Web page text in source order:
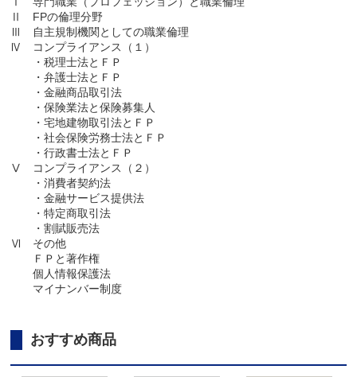
Ⅱ FPの倫理分野
Ⅲ 自主規制機関としての職業倫理
Ⅳ コンプライアンス（１）
・税理士法とＦＰ
・弁護士法とＦＰ
・金融商品取引法
・保険業法と保険募集人
・宅地建物取引法とＦＰ
・社会保険労務士法とＦＰ
・行政書士法とＦＰ
Ⅴ コンプライアンス（２）
・消費者契約法
・金融サービス提供法
・特定商取引法
・割賦販売法
Ⅵ その他
ＦＰと著作権
個人情報保護法
マイナンバー制度
おすすめ商品